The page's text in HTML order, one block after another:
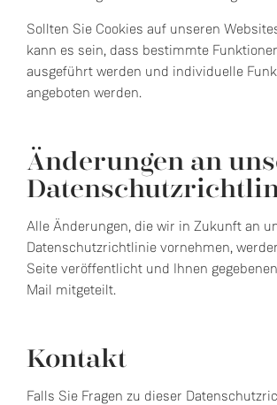
Sollten Sie Cookies auf unseren
kann es sein, dass bestimmte
ausgeführt werden und individuelle
angeboten werden.
Änderungen an
Alle Änderungen, die wir in Zukunft an
Datenschutzrichtlinie vornehmen,
Seite veröffentlicht und Ihnen
Mail mitgeteilt.
Kontakt
Falls Sie Fragen zu dieser